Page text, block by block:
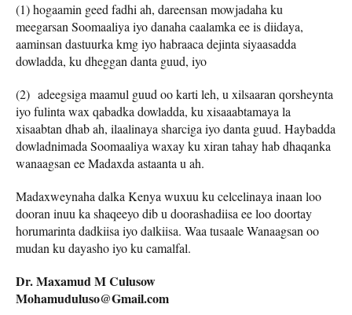
(1) hogaamin geed fadhi ah, dareensan mowjadaha ku
meegarsan Soomaaliya iyo danaha caalamka ee is diidaya,
aaminsan dastuurka kmg iyo habraaca dejinta siyaasadda
dowladda, ku dheggan danta guud, iyo
(2) adeegsiga maamul guud oo karti leh, u xilsaaran qorsheynta
iyo fulinta wax qabadka dowladda, ku xisaaabtamaya la
xisaabtan dhab ah, ilaalinaya sharciga iyo danta guud. Haybadda
dowladnimada Soomaaliya waxay ku xiran tahay hab dhaqanka
wanaagsan ee Madaxda astaanta u ah.
Madaxweynaha dalka Kenya wuxuu ku celcelinaya inaan loo
dooran inuu ka shaqeeyo dib u doorashadiisa ee loo doortay
horumarinta dadkiisa iyo dalkiisa. Waa tusaale Wanaagsan oo
mudan ku dayasho iyo ku camalfal.
Dr. Maxamud M Culusow
Mohamuduluso@Gmail.com